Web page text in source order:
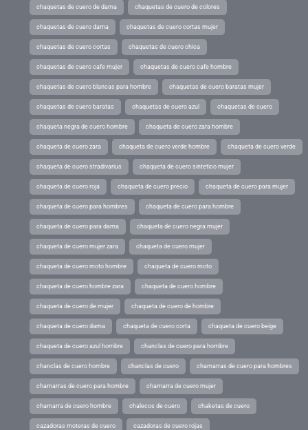
chaquetas de cuero de dama chaquetas de cuero de colores
chaquetas de cuero dama chaquetas de cuero cortas mujer
chaquetas de cuero cortas chaquetas de cuero chica
chaquetas de cuero cafe mujer chaquetas de cuero cafe hombre
chaquetas de cuero blancas para hombre chaquetas de cuero baratas mujer
chaquetas de cuero baratas chaquetas de cuero azul chaquetas de cuero
chaqueta negra de cuero hombre chaqueta de cuero zara hombre
chaqueta de cuero zara chaqueta de cuero verde hombre chaqueta de cuero verde
chaqueta de cuero stradivarius chaqueta de cuero sintetico mujer
chaqueta de cuero roja chaqueta de cuero precio chaqueta de cuero para mujer
chaqueta de cuero para hombres chaqueta de cuero para hombre
chaqueta de cuero para dama chaqueta de cuero negra mujer
chaqueta de cuero mujer zara chaqueta de cuero mujer
chaqueta de cuero moto hombre chaqueta de cuero moto
chaqueta de cuero hombre zara chaqueta de cuero hombre
chaqueta de cuero de mujer chaqueta de cuero de hombre
chaqueta de cuero dama chaqueta de cuero corta chaqueta de cuero beige
chaqueta de cuero azul hombre chanclas de cuero para hombre
chanclas de cuero hombre chanclas de cuero chamarras de cuero para hombres
chamarras de cuero para hombre chamarra de cuero mujer
chamarra de cuero hombre chalecos de cuero chaketas de cuero
cazadoras moteras de cuero cazadoras de cuero rojas